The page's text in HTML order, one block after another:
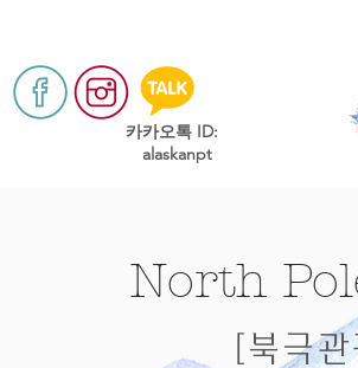
​카카오톡 ID:
alaskanpt
North
[북극관